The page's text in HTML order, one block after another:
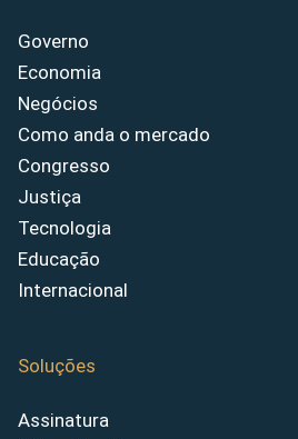
Governo
Economia
Negócios
Como anda o mercado
Congresso
Justiça
Tecnologia
Educação
Internacional
Soluções
Assinatura